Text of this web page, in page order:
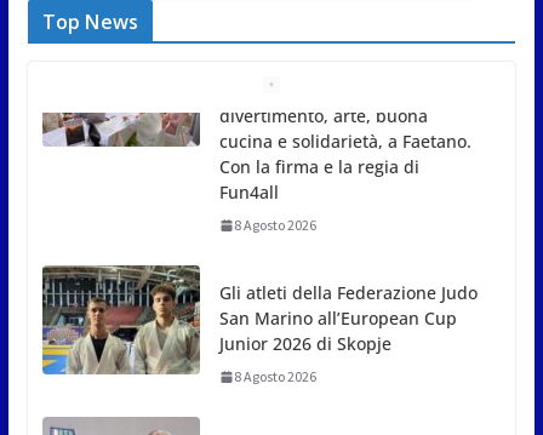
Top News
Gli atleti della Federazione Judo
San Marino all’European Cup
Junior 2026 di Skopje
8 Agosto 2026
L’arte perde uno dei suoi
maestri: si è spento a 91 anni il
grande scultore Marcello
Sgattoni